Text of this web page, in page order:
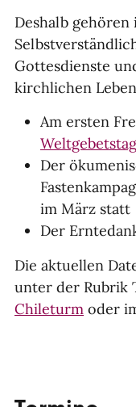
Deshalb
Gottesdienste
kirchlichen
Am ersten
Weltgebetstag
Der
im März statt
Der
Die aktuellen
unter der Rubrik
Chileturm oder